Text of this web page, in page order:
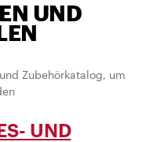
UND
Zubehörkatalog, um
UND